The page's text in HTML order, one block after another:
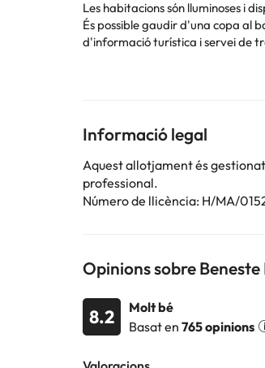
Les habitacions són lluminoses i
És possible gaudir d'una copa al
d'informació turística i servei de
Informació legal
Aquest allotjament és
professional.
Número de llicència: H/MA/
Opinions sobre
8.2
Molt bé
Basat en 765 opinions